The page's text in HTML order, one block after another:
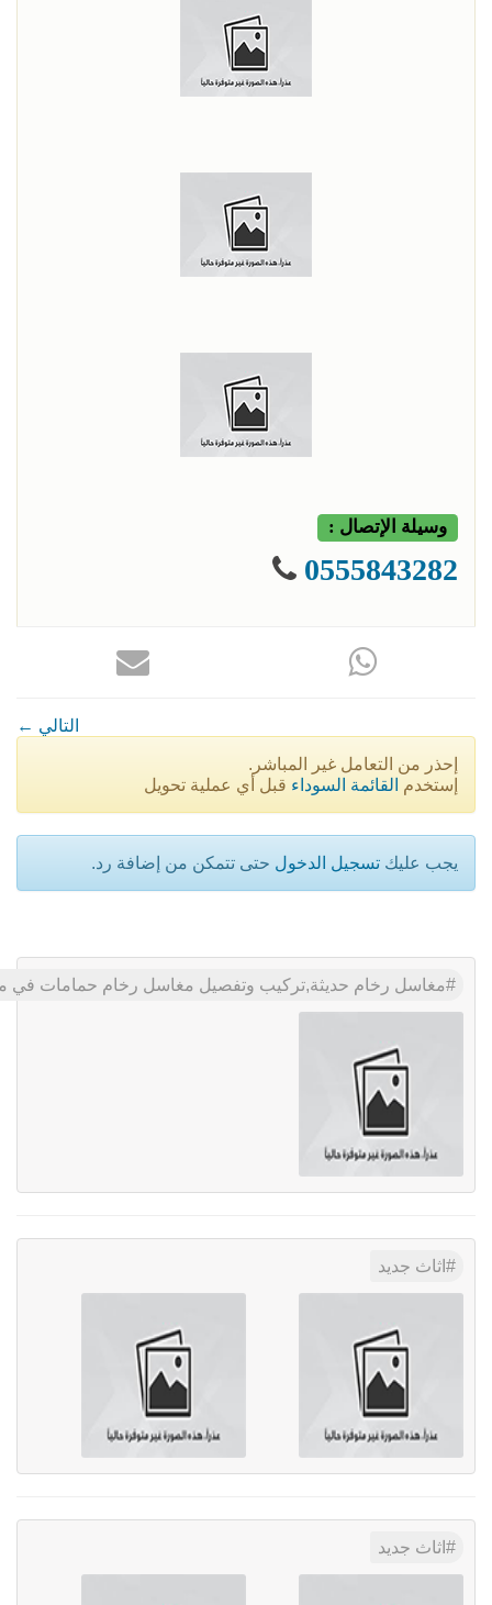
وسيلة الإتصال :
0555843282
← التالي
إحذر من التعامل غير المباشر.
إستخدم القائمة السوداء قبل أي عملية تحويل
يجب عليك تسجيل الدخول حتى تتمكن من إضافة رد.
مغاسل رخام حديثة,تركيب وتفصيل مغاسل رخام حمامات في
اثاث جديد
اثاث جديد